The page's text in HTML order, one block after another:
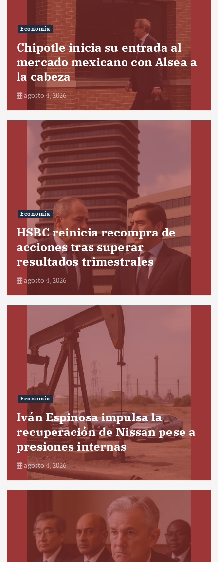
Economía
Chipotle inicia su entrada al
mercado mexicano con Alsea a
la cabeza
agosto 4, 2026
Economía
HSBC reinicia recompra de
acciones tras superar
resultados trimestrales
agosto 4, 2026
Economía
Iván Espinosa impulsa la
recuperación de Nissan pese a
presiones internas
agosto 4, 2026